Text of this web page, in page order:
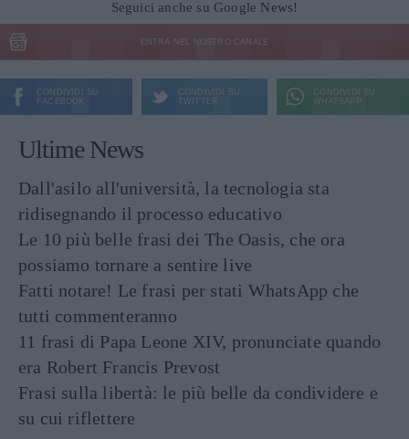
Seguici anche su Google News!
ENTRA NEL NOSTRO CANALE
CONDIVIDI SU
FACEBOOK
CONDIVIDI SU
TWITTER
CONDIVIDI SU
WHATSAPP
Ultime News
Dall'asilo all'università, la tecnologia sta
ridisegnando il processo educativo
Le 10 più belle frasi dei The Oasis, che ora
possiamo tornare a sentire live
Fatti notare! Le frasi per stati WhatsApp che
tutti commenteranno
11 frasi di Papa Leone XIV, pronunciate quando
era Robert Francis Prevost
Frasi sulla libertà: le più belle da condividere e
su cui riflettere